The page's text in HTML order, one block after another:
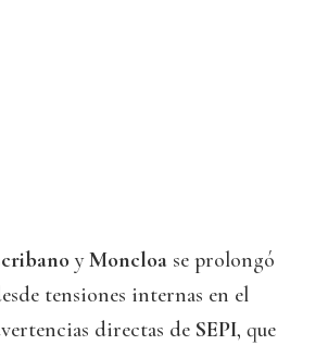
yMoncloa se prolongó
tensiones internas en el
directas de SEPI, que